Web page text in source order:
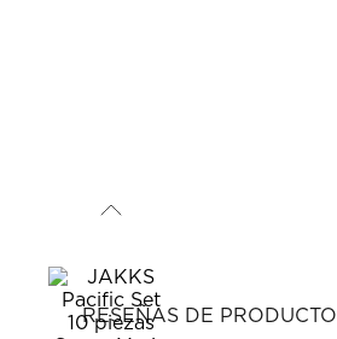
RESEÑAS DE PRODUCTO